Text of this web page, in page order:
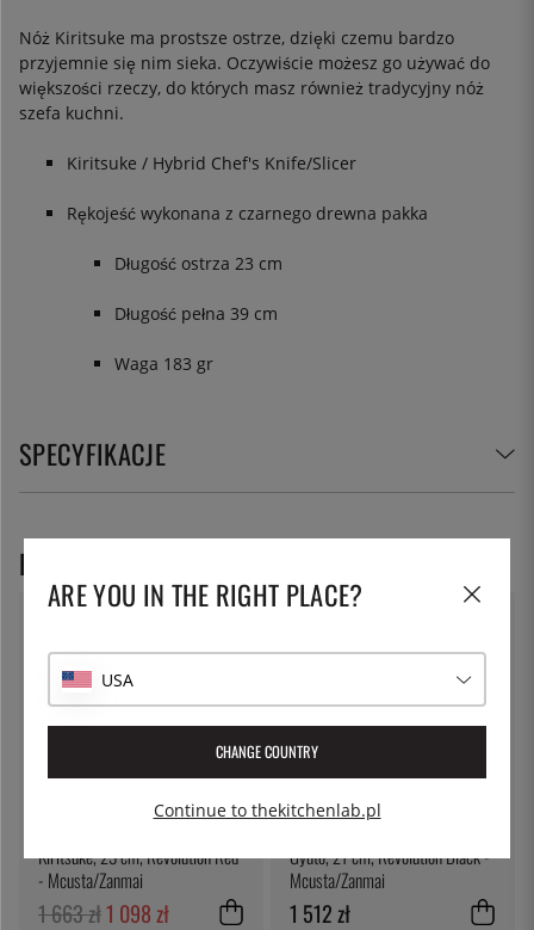
Nóż Kiritsuke ma prostsze ostrze, dzięki czemu bardzo
przyjemnie się nim sieka. Oczywiście możesz go używać do
większości rzeczy, do których masz również tradycyjny nóż
szefa kuchni.
Kiritsuke / Hybrid Chef's Knife/Slicer
Rękojeść wykonana z czarnego drewna pakka
Długość ostrza 23 cm
Długość pełna 39 cm
Waga 183 gr
SPECYFIKACJE
Kiritsuke, 23 cm, Revolution Red
- Mcusta/Zanmai
1 663 zł1 098 zł
Gyuto, 21 cm, Revolution Black -
Mcusta/Zanmai
1 512 zł
POLECANE PRODUKTY
ARE YOU IN THE RIGHT PLACE?
USA
CHANGE COUNTRY
Continue to thekitchenlab.pl